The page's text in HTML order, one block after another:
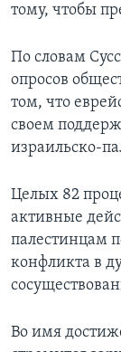
тому, чтобы
По словам
опросов
том, что
своем
израильско-
Целых 82
активные
палестинцам
конфликта в
Во имя